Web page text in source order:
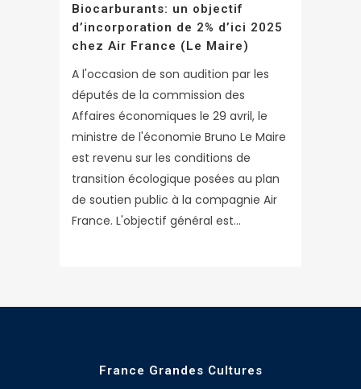
Biocarburants: un objectif
d’incorporation de 2% d’ici 2025
chez Air France (Le Maire)
A l'occasion de son audition par les
députés de la commission des
Affaires économiques le 29 avril, le
ministre de l'économie Bruno Le Maire
est revenu sur les conditions de
transition écologique posées au plan
de soutien public à la compagnie Air
France. L'objectif général est...
France Grandes Cultures